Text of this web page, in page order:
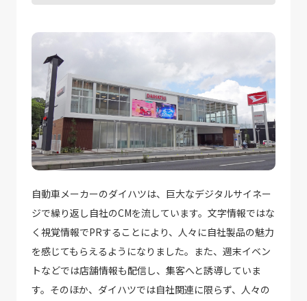
自動車メーカーのダイハツは、巨大なデジタルサイネー
ジで繰り返し自社のCMを流しています。文字情報ではな
く視覚情報でPRすることにより、人々に自社製品の魅力
を感じてもらえるようになりました。また、週末イベン
トなどでは店舗情報も配信し、集客へと誘導していま
す。そのほか、ダイハツでは自社関連に限らず、人々の